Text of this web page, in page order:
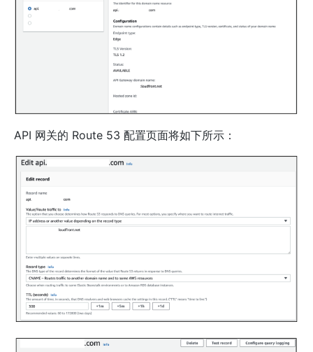
API 网关的 Route 53 配置页面将如下所示：